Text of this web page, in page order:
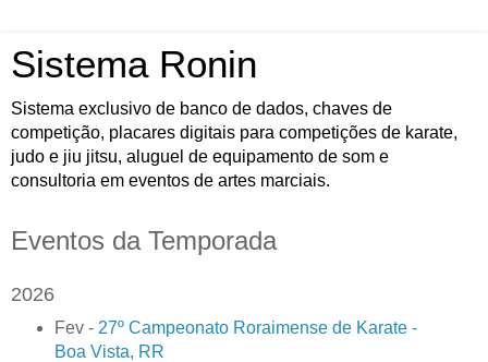
Sistema Ronin
Sistema exclusivo de banco de dados, chaves de
competição, placares digitais para competições de karate,
judo e jiu jitsu, aluguel de equipamento de som e
consultoria em eventos de artes marciais.
Eventos da Temporada
2026
Fev - 27º Campeonato Roraimense de Karate -
Boa Vista, RR